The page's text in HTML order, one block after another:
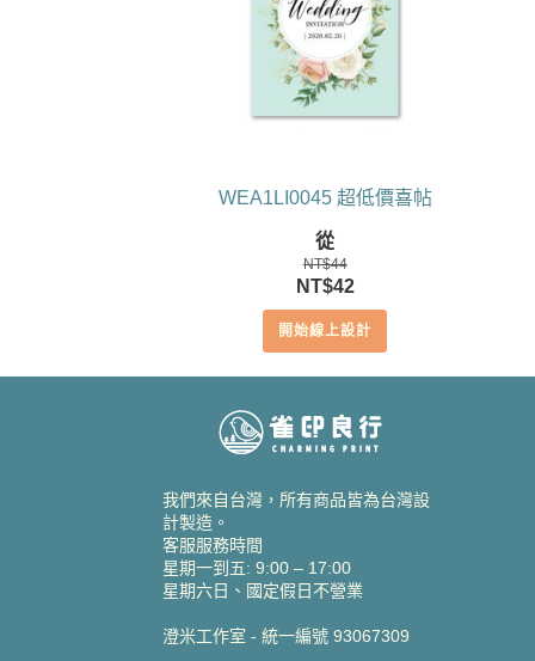
WEA1LI0045 超低價喜帖
從
NT$44
原
始
價
NT$42目
前
價
開始線上設計
我們來自台灣，所有商品皆為台灣設
計製造。
客服服務時間
星期一到五: 9:00 – 17:00
星期六日、國定假日不營業
澄米工作室 - 統一編號 93067309